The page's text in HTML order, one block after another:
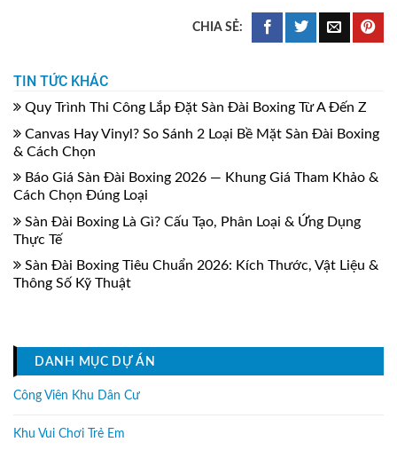
TIN TỨC KHÁC
Quy Trình Thi Công Lắp Đặt Sàn Đài Boxing Từ A Đến Z
Canvas Hay Vinyl? So Sánh 2 Loại Bề Mặt Sàn Đài Boxing
& Cách Chọn
Báo Giá Sàn Đài Boxing 2026 — Khung Giá Tham Khảo &
Cách Chọn Đúng Loại
Sàn Đài Boxing Là Gì? Cấu Tạo, Phân Loại & Ứng Dụng
Thực Tế
Sàn Đài Boxing Tiêu Chuẩn 2026: Kích Thước, Vật Liệu &
Thông Số Kỹ Thuật
DANH MỤC DỰ ÁN
Công Viên Khu Dân Cư
Khu Vui Chơi Trẻ Em